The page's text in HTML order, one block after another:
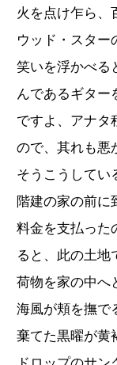
火を点け乍ら、
ウッド・スター
笑いを浮かべる
んであるギター
ですよ、アナタ
ので、其れも悪
そうこうしてい
階建の家の前に
料金を支払った
ると、此の土地
荷物を家の中へ
海風が頬を撫で
棄てた黒曜が黄